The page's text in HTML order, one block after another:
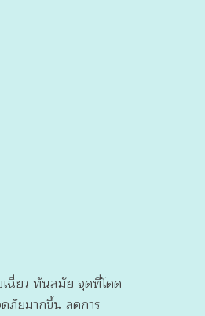
เฉี่ยว ทันสมัย จุดที่โดด
ภัยมากขึ้น ลดการ